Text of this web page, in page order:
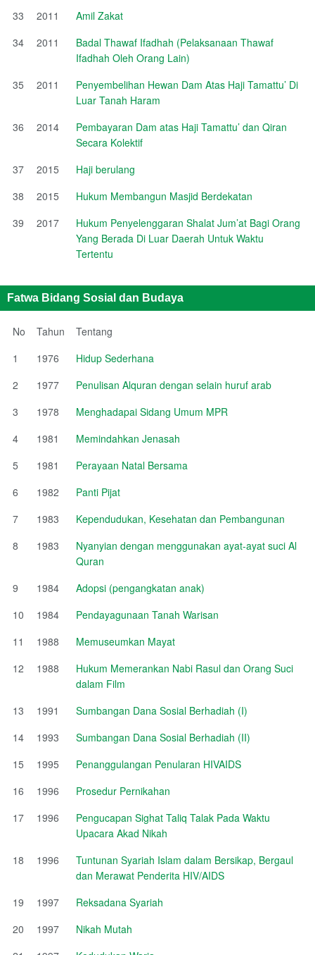
33 2011
Amil Zakat
34
2011
Badal Thawaf Ifadhah (Pelaksanaan Thawaf
Ifadhah Oleh Orang Lain)
35
2011
Penyembelihan Hewan Dam Atas Haji Tamattu’ Di
Luar Tanah Haram
36
2014
Pembayaran Dam atas Haji Tamattu’ dan Qiran
Secara Kolektif
37
2015
Haji berulang
38
2015
Hukum Membangun Masjid Berdekatan
39
2017
Hukum Penyelenggaran Shalat Jum’at Bagi Orang
Yang Berada Di Luar Daerah Untuk Waktu
Tertentu
Fatwa Bidang Sosial dan Budaya
No Tahun
Tentang
1
1976
Hidup Sederhana
2
1977
Penulisan Alquran dengan selain huruf arab
3
1978
Menghadapai Sidang Umum MPR
4
1981
Memindahkan Jenasah
5
1981
Perayaan Natal Bersama
6
1982
Panti Pijat
7
1983
Kependudukan, Kesehatan dan Pembangunan
8
1983
Nyanyian dengan menggunakan ayat-ayat suci Al
Quran
9
1984
Adopsi (pengangkatan anak)
10
1984
Pendayagunaan Tanah Warisan
11
1988
Memuseumkan Mayat
12
1988
Hukum Memerankan Nabi Rasul dan Orang Suci
dalam Film
13
1991
Sumbangan Dana Sosial Berhadiah (I)
14
1993
Sumbangan Dana Sosial Berhadiah (II)
15
1995
Penanggulangan Penularan HIVAIDS
16
1996
Prosedur Pernikahan
17
1996
Pengucapan Sighat Taliq Talak Pada Waktu
Upacara Akad Nikah
18
1996
Tuntunan Syariah Islam dalam Bersikap, Bergaul
dan Merawat Penderita HIV/AIDS
19
1997
Reksadana Syariah
20
1997
Nikah Mutah